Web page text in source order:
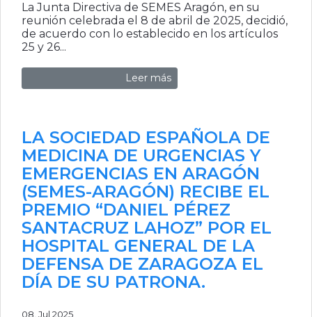
La Junta Directiva de SEMES Aragón, en su
reunión celebrada el 8 de abril de 2025, decidió,
de acuerdo con lo establecido en los artículos
25 y 26...
Leer más
LA SOCIEDAD ESPAÑOLA DE
MEDICINA DE URGENCIAS Y
EMERGENCIAS EN ARAGÓN
(SEMES-ARAGÓN) RECIBE EL
PREMIO “DANIEL PÉREZ
SANTACRUZ LAHOZ” POR EL
HOSPITAL GENERAL DE LA
DEFENSA DE ZARAGOZA EL
DÍA DE SU PATRONA.
08, Jul 2025